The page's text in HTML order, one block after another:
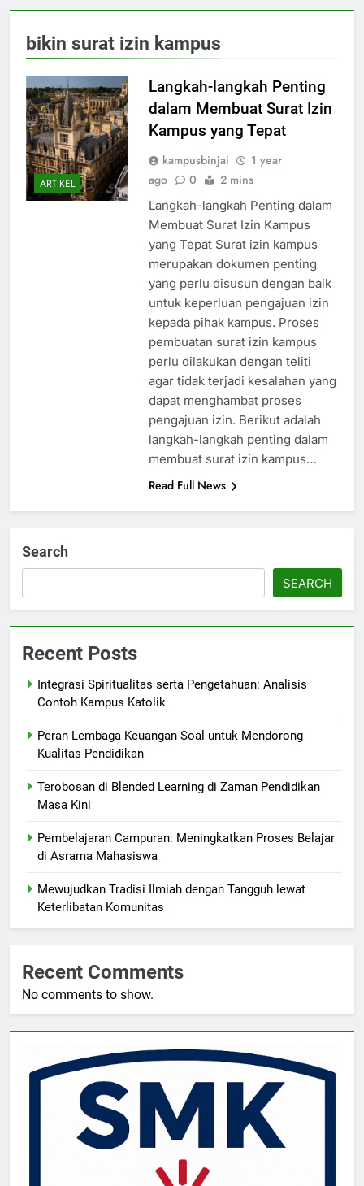
bikin surat izin kampus
ARTIKEL
Langkah-langkah Penting
dalam Membuat Surat Izin
Kampus yang Tepat
kampusbinjai
1 year
ago
0 2 mins
Langkah-langkah Penting dalam
Membuat Surat Izin Kampus
yang Tepat Surat izin kampus
merupakan dokumen penting
yang perlu disusun dengan baik
untuk keperluan pengajuan izin
kepada pihak kampus. Proses
pembuatan surat izin kampus
perlu dilakukan dengan teliti
agar tidak terjadi kesalahan yang
dapat menghambat proses
pengajuan izin. Berikut adalah
langkah-langkah penting dalam
membuat surat izin kampus…
Read Full News
Search
SEARCH
Recent Posts
Integrasi Spiritualitas serta Pengetahuan: Analisis
Contoh Kampus Katolik
Peran Lembaga Keuangan Soal untuk Mendorong
Kualitas Pendidikan
Terobosan di Blended Learning di Zaman Pendidikan
Masa Kini
Pembelajaran Campuran: Meningkatkan Proses Belajar
di Asrama Mahasiswa
Mewujudkan Tradisi Ilmiah dengan Tangguh lewat
Keterlibatan Komunitas
Recent Comments
No comments to show.